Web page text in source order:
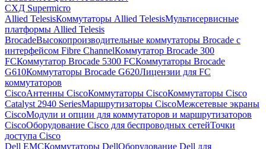
СХД Supermicro
Allied TelesisКоммутаторы Allied TelesisМультисервисные
платформы Allied Telesis
BrocadeВысокопроизводительные коммутаторы Brocade с
интерфейсом Fibre ChannelКоммутатор Brocade 300
FCКоммутатор Brocade 5300 FCКоммутаторы Brocade
G610Коммутаторы Brocade G620Лицензии для FC
коммутаторов
CiscoАнтенны CiscoКоммутаторы CiscoКоммутаторы Cisco
Catalyst 2940 SeriesМаршрутизаторы CiscoМежсетевые экраны
CiscoМодули и опции для коммутаторов и маршрутизаторов
CiscoОборудование Cisco для беспроводных сетейТочки
доступа Cisco
Dell EMCКоммутаторы DellОборудование Dell для